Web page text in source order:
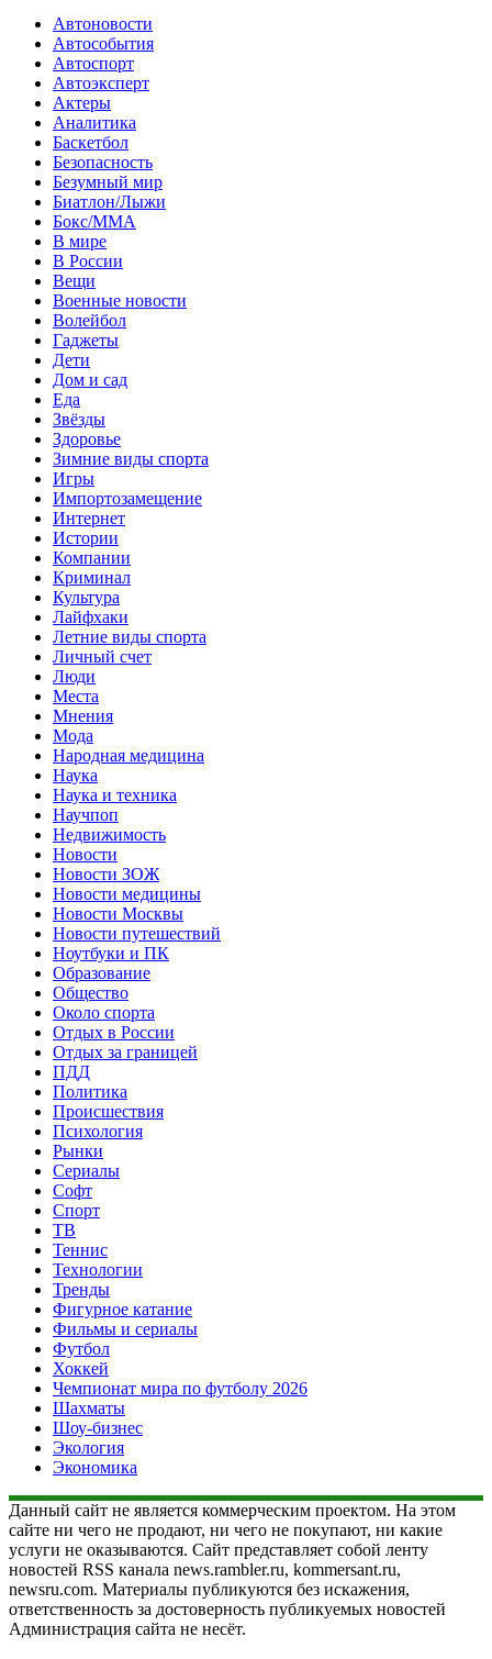
Автоновости
Автособытия
Автоспорт
Автоэксперт
Актеры
Аналитика
Баскетбол
Безопасность
Безумный мир
Биатлон/Лыжи
Бокс/MMA
В мире
В России
Вещи
Военные новости
Волейбол
Гаджеты
Дети
Дом и сад
Еда
Звёзды
Здоровье
Зимние виды спорта
Игры
Импортозамещение
Интернет
Истории
Компании
Криминал
Культура
Лайфхаки
Летние виды спорта
Личный счет
Люди
Места
Мнения
Мода
Народная медицина
Наука
Наука и техника
Научпоп
Недвижимость
Новости
Новости ЗОЖ
Новости медицины
Новости Москвы
Новости путешествий
Ноутбуки и ПК
Образование
Общество
Около спорта
Отдых в России
Отдых за границей
ПДД
Политика
Происшествия
Психология
Рынки
Сериалы
Софт
Спорт
ТВ
Теннис
Технологии
Тренды
Фигурное катание
Фильмы и сериалы
Футбол
Хоккей
Чемпионат мира по футболу 2026
Шахматы
Шоу-бизнес
Экология
Экономика
Данный сайт не является коммерческим проектом. На этом
сайте ни чего не продают, ни чего не покупают, ни какие
услуги не оказываются. Сайт представляет собой ленту
новостей RSS канала news.rambler.ru, kommersant.ru,
newsru.com. Материалы публикуются без искажения,
ответственность за достоверность публикуемых новостей
Администрация сайта не несёт.